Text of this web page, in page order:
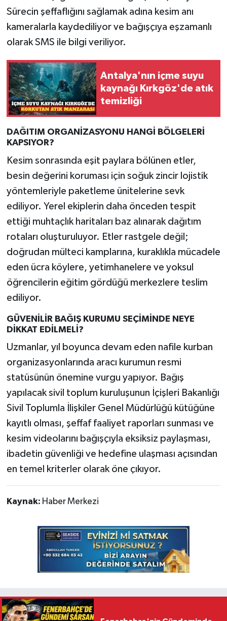
Sürecin şeffaflığını sağlamak adına kesim anı
kameralarla kaydediliyor ve bağışçıya eşzamanlı
olarak SMS ile bilgi veriliyor.
Antalya'nın içme suyu
kaynağı Kırkgöz'de atık
temizliği
DAĞITIM ORGANİZASYONU HANGİ BÖLGELERİ
KAPSIYOR?
Kesim sonrasında eşit paylara bölünen etler,
besin değerini koruması için soğuk zincir lojistik
yöntemleriyle paketleme ünitelerine sevk
ediliyor. Yerel ekiplerin daha önceden tespit
ettiği muhtaçlık haritaları baz alınarak dağıtım
rotaları oluşturuluyor. Etler rastgele değil;
doğrudan mülteci kamplarına, kuraklıkla mücadele
eden ücra köylere, yetimhanelere ve yoksul
öğrencilerin eğitim gördüğü merkezlere teslim
ediliyor.
GÜVENİLİR BAĞIŞ KURUMU SEÇİMİNDE NEYE
DİKKAT EDİLMELİ?
Uzmanlar, yıl boyunca devam eden nafile kurban
organizasyonlarında aracı kurumun resmi
statüsünün önemine vurgu yapıyor. Bağış
yapılacak sivil toplum kuruluşunun İçişleri Bakanlığı
Sivil Toplumla İlişkiler Genel Müdürlüğü kütüğüne
kayıtlı olması, şeffaf faaliyet raporları sunması ve
kesim videolarını bağışçıyla eksiksiz paylaşması,
ibadetin güvenliği ve hedefine ulaşması açısından
en temel kriterler olarak öne çıkıyor.
Kaynak: Haber Merkezi